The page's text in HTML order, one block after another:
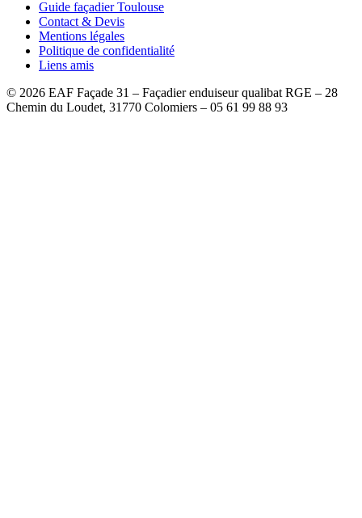
Guide façadier Toulouse
Contact & Devis
Mentions légales
Politique de confidentialité
Liens amis
© 2026 EAF Façade 31 – Façadier enduiseur qualibat RGE – 28
Chemin du Loudet, 31770 Colomiers – 05 61 99 88 93